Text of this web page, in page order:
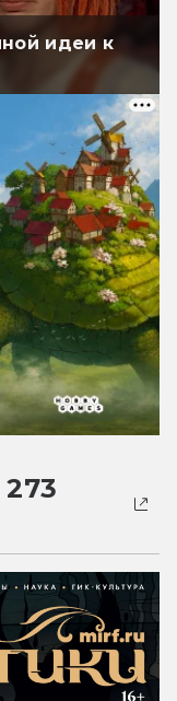
идеи к